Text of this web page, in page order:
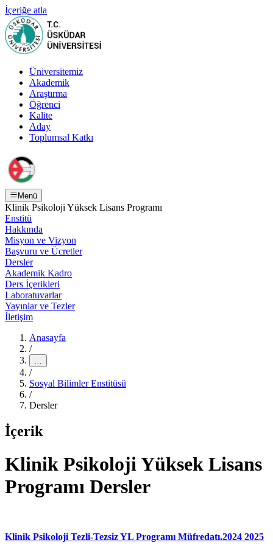
İçeriğe atla
Üniversitemiz
Akademik
Araştırma
Öğrenci
Kalite
Aday
Toplumsal Katkı
Menü
Klinik Psikoloji Yüksek Lisans Programı
Enstitü
Hakkında
Misyon ve Vizyon
Başvuru ve Ücretler
Dersler
Akademik Kadro
Ders İçerikleri
Laboratuvarlar
Yayınlar ve Tezler
İletişim
Anasayfa
/
…
/
Sosyal Bilimler Enstitüsü
/
Dersler
İçerik
Klinik Psikoloji Yüksek Lisans
Programı Dersler
Klinik Psikoloji Tezli-Tezsiz YL Programı Müfredatı.2024 2025